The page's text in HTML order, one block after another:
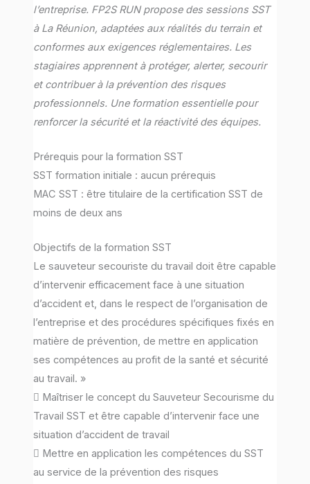
l’entreprise. FP2S RUN propose des sessions SST
à La Réunion, adaptées aux réalités du terrain et
conformes aux exigences réglementaires. Les
stagiaires apprennent à protéger, alerter, secourir
et contribuer à la prévention des risques
professionnels. Une formation essentielle pour
renforcer la sécurité et la réactivité des équipes.
Prérequis pour la formation SST
SST formation initiale : aucun prérequis
MAC SST : être titulaire de la certification SST de
moins de deux ans
Objectifs de la formation SST
Le sauveteur secouriste du travail doit être capable
d’intervenir efficacement face à une situation
d’accident et, dans le respect de l’organisation de
l’entreprise et des procédures spécifiques fixés en
matière de prévention, de mettre en application
ses compétences au profit de la santé et sécurité
au travail. »
 Maîtriser le concept du Sauveteur Secourisme du
Travail SST et être capable d’intervenir face une
situation d’accident de travail
 Mettre en application les compétences du SST
au service de la prévention des risques